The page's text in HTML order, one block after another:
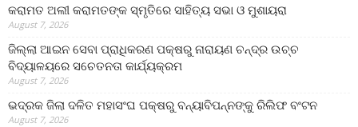
କରାମତ ଅଲୀ କରାମତଙ୍କ ସ୍ମୃତିରେ ସାହିତ୍ୟ ସଭା ଓ ମୁଶାୟରା
August 7, 2026
ଜିଲ୍ଲା ଆଇନ ସେବା ପ୍ରାଧିକରଣ ପକ୍ଷରୁ ନାରାୟଣ ଚନ୍ଦ୍ର ଉଚ୍ଚ
ବିଦ୍ୟାଳୟରେ ସଚେତନତା କାର୍ଯ୍ୟକ୍ରମ
August 7, 2026
ଭଦ୍ରକ ଜିଲା ଦଳିତ ମହାସଂଘ ପକ୍ଷରୁ ବନ୍ୟାବିପନ୍ନଙ୍କୁ ରିଲିଫ ବଂଟନ
August 7, 2026